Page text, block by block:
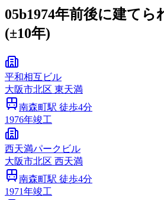
05b1974年前後に建てら
(±10年)
平和相互ビル
大阪市北区 東天満
南森町駅 徒歩4分
1976年竣工
西天満パークビル
大阪市北区 西天満
南森町駅 徒歩4分
1971年竣工